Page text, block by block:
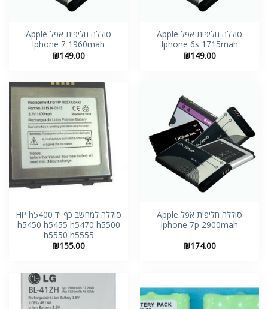
סוללה חליפית אפל Apple
Iphone 6s 1715mah
₪149.00
סוללה חליפית אפל Apple
Iphone 7 1960mah
₪149.00
סוללה חליפית אפל Apple
Iphone 7p 2900mah
₪174.00
סוללה למחשב כף יד HP h5400
h5450 h5455 h5470 h5500
h5550 h5555
₪155.00